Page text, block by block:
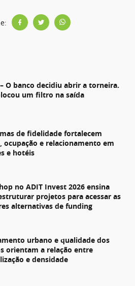
O banco decidiu abrir a torneira.
um filtro na saída
de fidelidade fortalecem
ocupação e relacionamento em
e hotéis
no ADIT Invest 2026 ensina
projetos para acessar as
alternativas de funding
urbano e qualidade dos
orientam a relação entre
e densidade